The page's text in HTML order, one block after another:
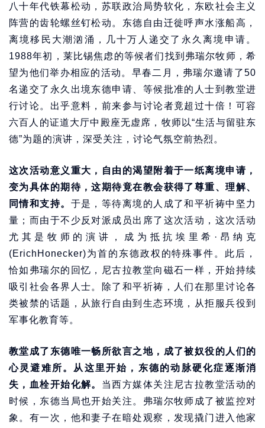
八十年代铁幕松动，苏联政治局势软化，东欧社会主义
阵营的齿轮螺丝钉松动。东德自由迁徙呼声水涨船高，
离境移民大潮汹涌，几十万人递交了永久离境申请。
1988年初，莱比锡焦虑的等候者们找到弗瑞尔牧师，希
望为他们举办相应的活动。早春二月，弗瑞尔邀请了50
名递交了永久出境东德申请、等候批准的人士到教堂进
行讨论。出乎意料，前来参与讨论者竟超过十倍！可容
六百人的证道大厅中殿座无虚席，牧师以“生活与留驻东
德”为题的演讲，深受关注，讨论气氛空前热烈。
这次活动意义重大，自由的渴望附着于一纸离境申请，
变为具体的期待，这期待竟在教会获得了尊重、理解、
同情和支持。 于是，等待离境的人成了和平祈祷中坚力
量；而由于不少反对派成员出席了这次活动，这次活动
尤其是牧师的演讲，成为抵抗埃里希·昂纳克
(ErichHonecker)为首的东德政权的特殊事件。此后，
恰如弗瑞尔的回忆，尼古拉教堂向磁石一样，开始持续
吸引社会各界人士。除了和平祈祷，人们在那里讨论各
类被禁的话题，从旅行自由到生态环境，从拒服兵役到
军事化教育等。
教堂成了东德唯一畅所欲言之地，成了被奴役的人们的
心灵避难所。从这里开始，东德的动脉硬化症逐渐消
失，血栓开始化解。 当西方媒体关注尼古拉教堂活动的
时候，东德当局也开始关注。弗瑞尔牧师成了被监控对
象。有一次，他和妻子在暗处观察，发现撬门进入他家